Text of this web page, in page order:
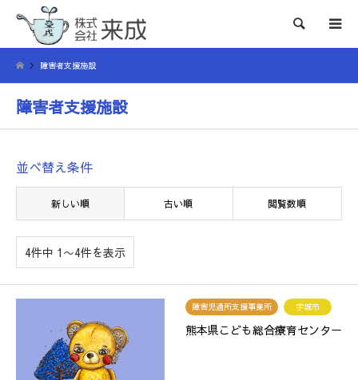
検索
障害者支援施設
障害者支援施設
並べ替え条件
新しい順 古い順 閲覧数順
4件中 1〜4件を表示
障害児通所支援事業所 宇城市
熊本県こども総合療育センター